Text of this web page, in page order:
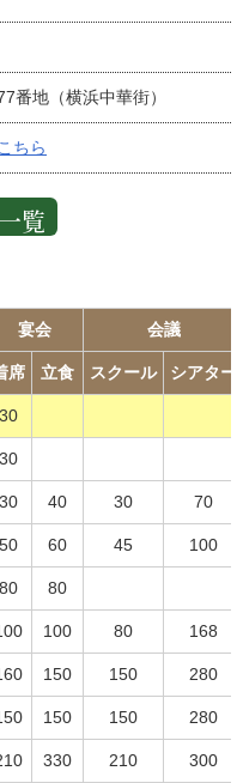
番地（横浜中華街）
ちら
覧
宴会 会議
席 立食 スクール シアター
30
30
30 40 30 70
50 60 45 100
80 80
100 80 168
150 150 280
150 150 280
330 210 300